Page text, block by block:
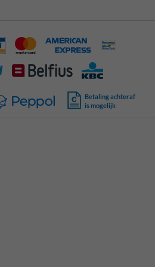
Betaling achteraf
is mogelijk